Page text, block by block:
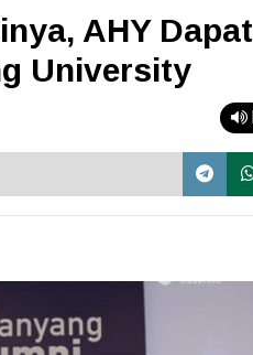
AHY Dapat
University